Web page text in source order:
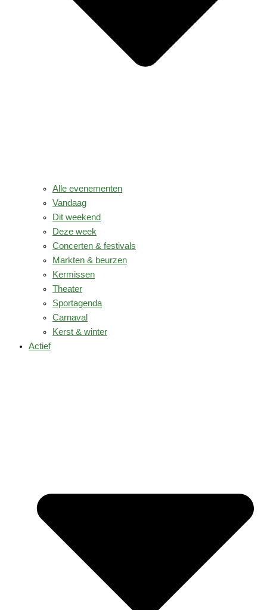
Alle evenementen
Vandaag
Dit weekend
Deze week
Concerten & festivals
Markten & beurzen
Kermissen
Theater
Sportagenda
Carnaval
Kerst & winter
Actief